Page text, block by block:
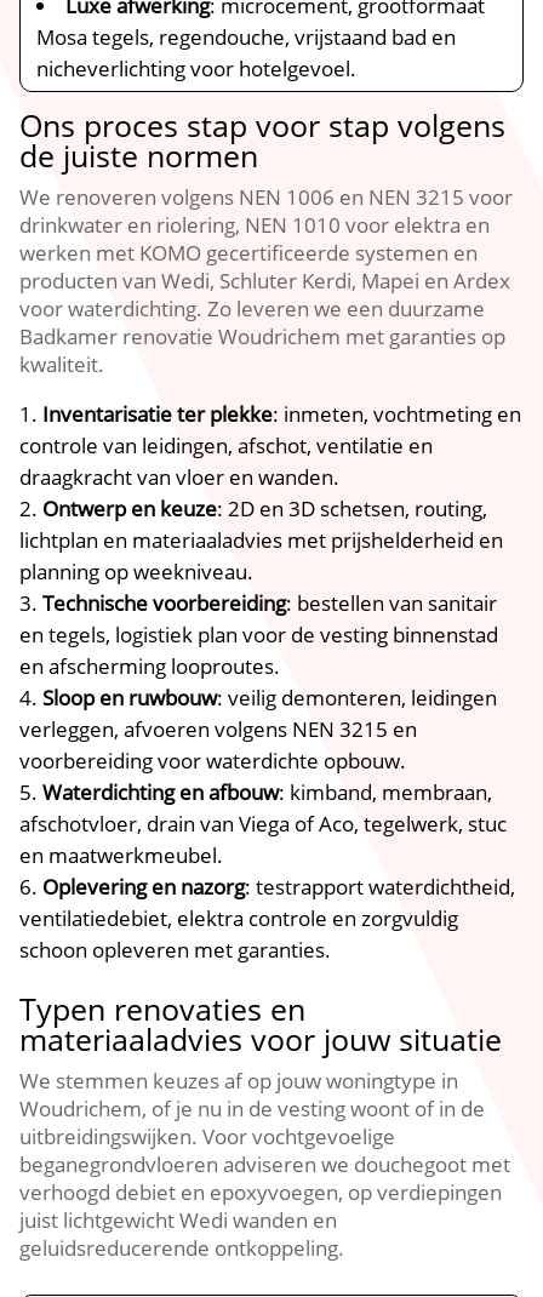
Mosa tegels, regendouche, vrijstaand bad en
nicheverlichting voor hotelgevoel.​
Ons proces stap voor stap volgens
de juiste normen
We renoveren volgens NEN 1006 en NEN 3215 voor
drinkwater en riolering, NEN 1010 voor elektra en
werken met KOMO gecertificeerde systemen en
producten van Wedi, Schluter Kerdi, Mapei en Ardex
voor waterdichting.​ Zo leveren we een duurzame
Badkamer renovatie Woudrichem met garanties op
kwaliteit.​
Inventarisatie ter plekke: inmeten, vochtmeting en
controle van leidingen, afschot, ventilatie en
draagkracht van vloer en wanden.​
Ontwerp en keuze: 2D en 3D schetsen, routing,
lichtplan en materiaaladvies met prijshelderheid en
planning op weekniveau.​
Technische voorbereiding: bestellen van sanitair
en tegels, logistiek plan voor de vesting binnenstad
en afscherming looproutes.​
Sloop en ruwbouw: veilig demonteren, leidingen
verleggen, afvoeren volgens NEN 3215 en
voorbereiding voor waterdichte opbouw.​
Waterdichting en afbouw: kimband, membraan,
afschotvloer, drain van Viega of Aco, tegelwerk, stuc
en maatwerkmeubel.​
Oplevering en nazorg: testrapport waterdichtheid,
ventilatiedebiet, elektra controle en zorgvuldig
schoon opleveren met garanties.​
Typen renovaties en
materiaaladvies voor jouw situatie
We stemmen keuzes af op jouw woningtype in
Woudrichem, of je nu in de vesting woont of in de
uitbreidingswijken.​ Voor vochtgevoelige
beganegrondvloeren adviseren we douchegoot met
verhoogd debiet en epoxyvoegen, op verdiepingen
juist lichtgewicht Wedi wanden en
geluidsreducerende ontkoppeling.​